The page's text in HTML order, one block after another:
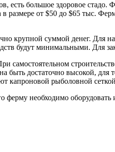
есть большое здоровое
размере от $50 до $65 тыс.
крупной суммой денег. Для
будут минимальными. Для
самостоятельном
достаточно высокой, для
капроновой рыболовной
необходимо